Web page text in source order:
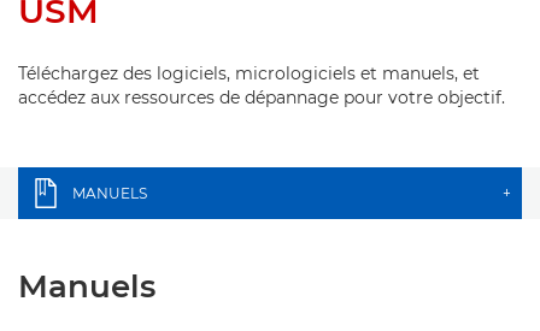
USM
Téléchargez des logiciels, micrologiciels et manuels, et
accédez aux ressources de dépannage pour votre objectif.
MANUELS +
Manuels